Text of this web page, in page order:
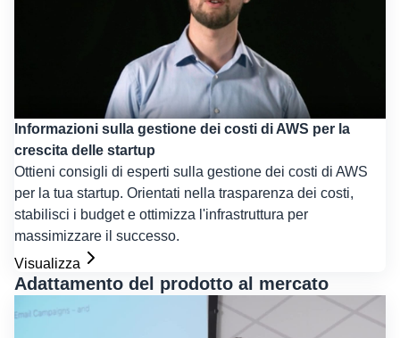
Informazioni sulla gestione dei costi di AWS per la
crescita delle startup
Ottieni consigli di esperti sulla gestione dei costi di AWS
per la tua startup. Orientati nella trasparenza dei costi,
stabilisci i budget e ottimizza l'infrastruttura per
massimizzare il successo.
Visualizza
Adattamento del prodotto al mercato